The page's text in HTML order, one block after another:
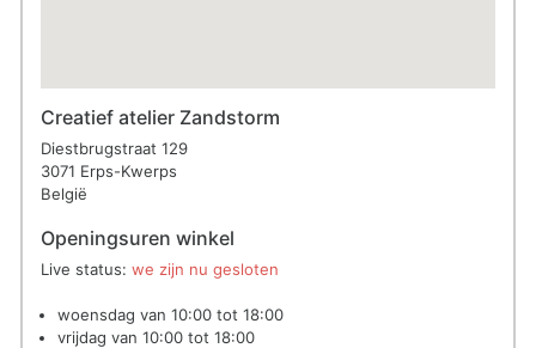
Creatief atelier Zandstorm
Diestbrugstraat 129
3071 Erps-Kwerps
België
Openingsuren winkel
Live status:we zijn nu gesloten
woensdag van 10:00 tot 18:00
vrijdag van 10:00 tot 18:00